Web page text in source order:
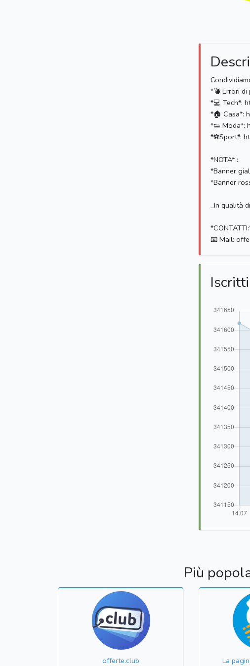
*💣 Errori di
*💻 Tech*:
*🏠 Casa*:
*👟 Moda*:
*⚽️Sport*:
*NOTA* :
*Banner
*Banner
_In qualità
📧 Mail:
Iscritti
Più
offerte.club La